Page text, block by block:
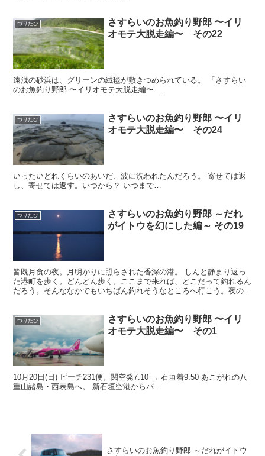
つりたび
さすらいのお魚釣り野郎 〜イリ
オモテ大脱走編〜 その22
遠浅の砂浜は、グリーンの絨毯が敷きつめられている。 「さすらい
のお魚釣り野郎 〜イリオモテ大脱走編〜 …
つりたび
さすらいのお魚釣り野郎 〜イリ
オモテ大脱走編〜 その24
いったいどれくらいのあいだ、波に洗われたんだろう。 寄せては返
し、寄せては返す。いつから？ いつまで…
つりたび
さすらいのお魚釣り野郎 ～だれ
がイトウを幻にした編～ その19
皆既月食の夜。月明かりに照らされた香深の港。 しんと静まり返っ
た港町を歩く。どんどん歩く。ここまで来れば、どこだって釣れるん
だろう。そんななかでもいちばん釣れそうなところへ行こう。夜の礼
つりたび
さすらいのお魚釣り野郎 〜イリ
オモテ大脱走編〜 その1
10月20日(日) ピーチ231便。関空発7:10 → 石垣着9:50 あこがれの八
重山諸島・西表島へ。 新石垣空港からバ…
さすらいのお魚釣り野郎 ～だれがイトウ